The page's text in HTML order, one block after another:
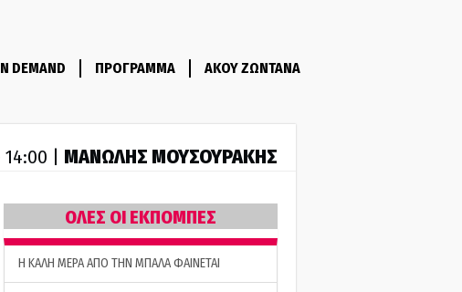
DEMAND ΠΡΟΓΡΑΜΜΑ ΑΚΟΥ ΖΩΝΤΑΝΑ
14:00 | ΜΑΝΩΛΗΣ ΜΟΥΣΟΥΡΑΚΗΣ
ΟΛΕΣ ΟΙ ΕΚΠΟΜΠΕΣ
H ΚΑΛΗ ΜΕΡΑ ΑΠΟ ΤΗΝ ΜΠΑΛΑ ΦΑΙΝΕΤΑΙ